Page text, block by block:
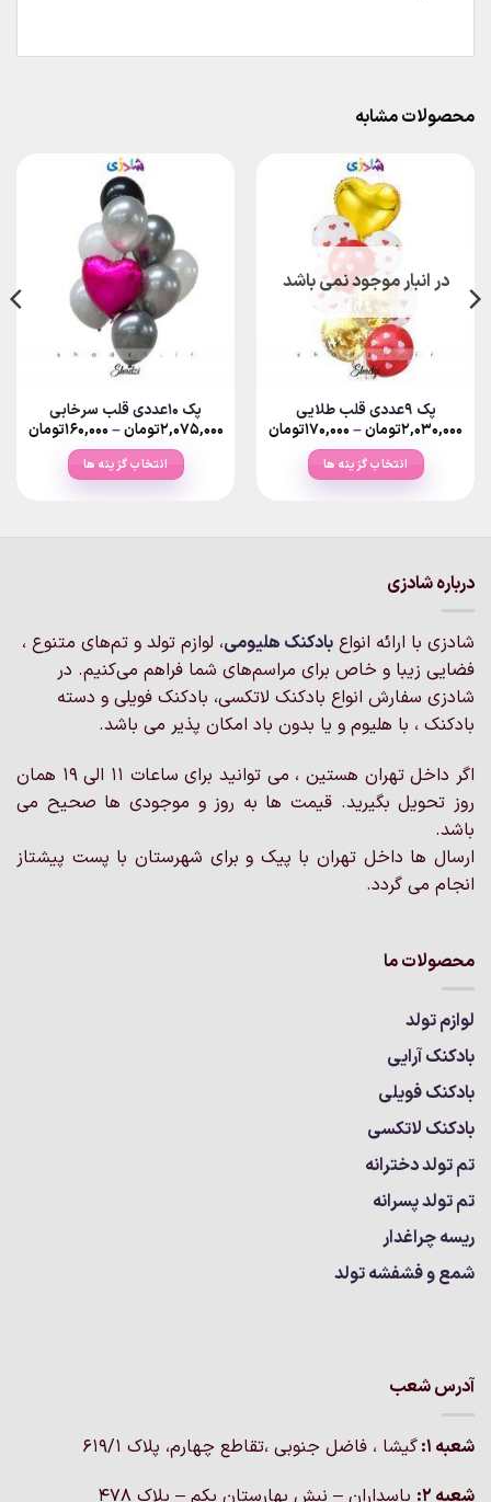
محصولات مشابه
در انبار موجود نمی باشد
پک 9عددی قلب طلایی
۲,۰۳۰,۰۰۰تومان–۱۷۰,۰۰۰تومانPrice
انتخاب گزینه ها
گزینه
ها
ممکن
است
صفحه
محصول
انتخاب
پک 10عددی قلب سرخابی
۲,۰۷۵,۰۰۰تومان–۱۶۰,۰۰۰تومان
انتخاب گزینه ها
گزینه
ها
ممکن
است
صفحه
محصول
انتخاب
درباره شادزی
شادزی با ارائه انواع بادکنک‌ هلیومی، لوازم تولد و تم‌های متنوع ،
فضایی زیبا و خاص برای مراسم‌های شما فراهم می‌کنیم. در
شادزی سفارش انواع بادکنک لاتکسی، بادکنک فویلی و دسته
بادکنک ، با هلیوم و یا بدون باد امکان پذیر می باشد.
اگر داخل تهران هستین ، می توانید برای ساعات 11 الی 19 همان
روز تحویل بگیرید. قیمت ها به روز و موجودی ها صحیح می
باشد.
ارسال ها داخل تهران با پیک و برای شهرستان با پست پیشتاز
انجام می گردد.
محصولات ما
لوازم تولد
بادکنک آرایی
بادکنک فویلی
بادکنک لاتکسی
تم تولد دخترانه
تم تولد پسرانه
ریسه چراغدار
شمع و فشفشه تولد
آدرس شعب
شعبه 1:
گيشا ، فاضل جنوبی ،تقاطع چهارم، پلاک 619/1